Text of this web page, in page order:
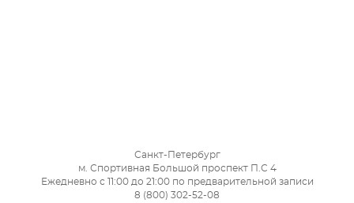
Санкт-Петербург
м. Спортивная Большой проспект П.С 4
Ежедневно с 11:00 до 21:00 по предварительной записи
8 (800) 302-52-08